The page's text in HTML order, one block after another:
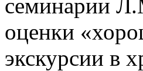
семинарии
оценки
экскурсии в